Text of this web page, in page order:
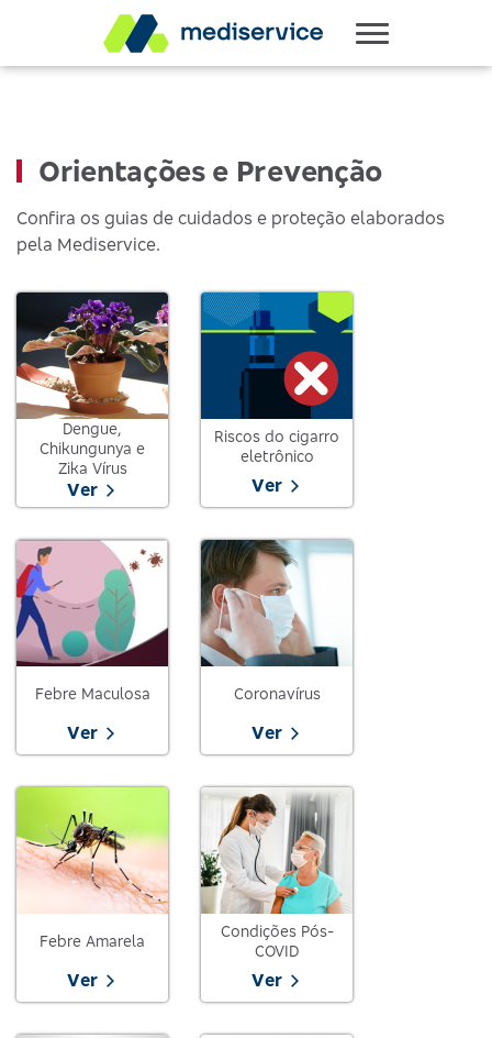
Orientações e Prevenção
Confira os guias de cuidados e proteção elaborados
pela Mediservice.
Dengue,
Chikungunya e
Zika Vírus
Ver
Riscos do cigarro
eletrônico
Ver
Febre Maculosa
Ver
Coronavírus
Ver
Febre Amarela
Ver
Condições Pós-
COVID
Ver